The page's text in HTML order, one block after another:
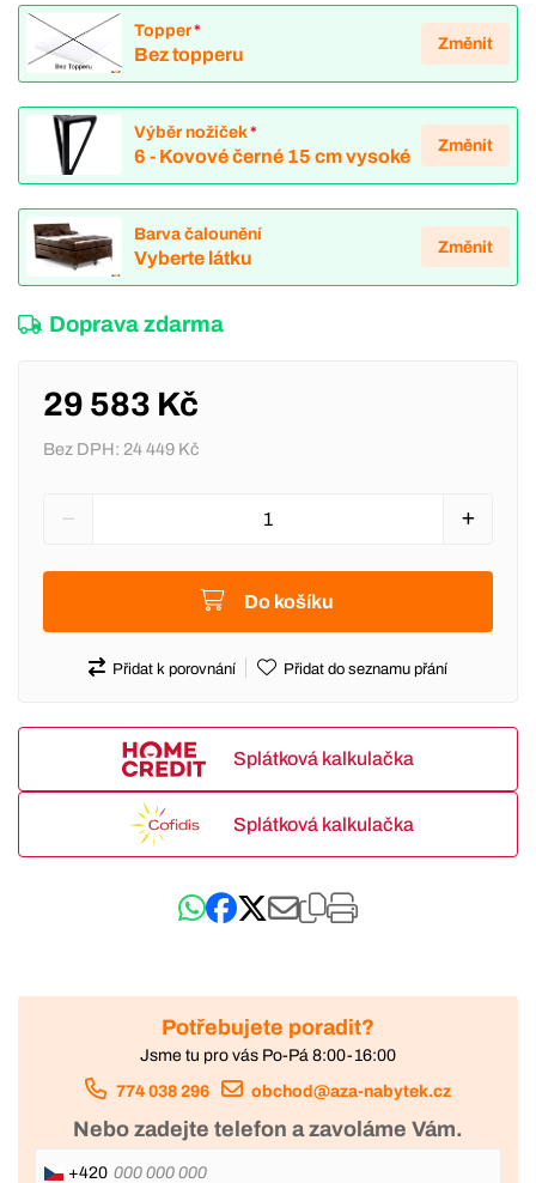
Topper*
Bez topperu
Změnit
Výběr nožiček*
6 - Kovové černé 15 cm vysoké
Změnit
Barva čalounění
Vyberte látku
Změnit
Doprava zdarma
29 583 Kč
Bez DPH: 24 449 Kč
Do košíku
Přidat k porovnání Přidat do seznamu přání
Splátková kalkulačka
Splátková kalkulačka
Potřebujete poradit?
Jsme tu pro vás Po-Pá 8:00-16:00
774 038 296 obchod@aza-nabytek.cz
Nebo zadejte telefon a zavoláme Vám.
+420